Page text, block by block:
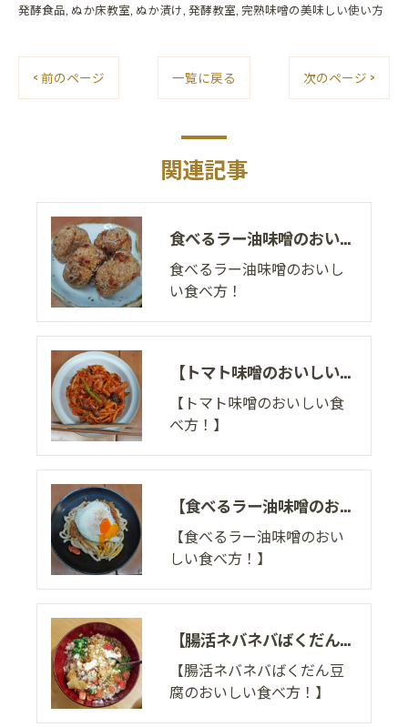
発酵食品 ぬか床教室 ぬか漬け 発酵教室 完熟味噌の美味しい使い方
< 前のページ 一覧に戻る 次のページ >
関連記事
食べるラー油味噌のおいしい食べ方！
食べるラー油味噌のおいし
い食べ方！
【トマト味噌のおいしい食べ方！】
【トマト味噌のおいしい食
べ方！】
【食べるラー油味噌のおいしい食べ方！】
【食べるラー油味噌のおい
しい食べ方！】
【腸活ネバネバばくだん豆腐のおいしい食べ方！】
【腸活ネバネバばくだん豆
腐のおいしい食べ方！】